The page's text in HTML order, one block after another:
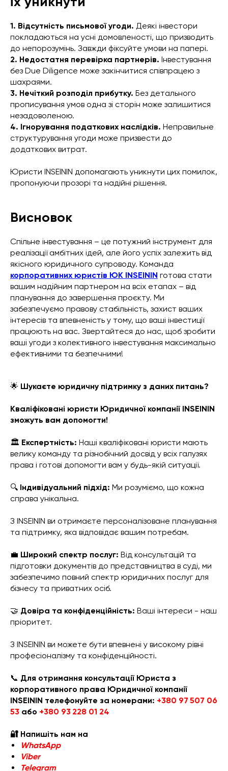
1. Відсутність письмової угоди. Деякі інвестори
покладаються на усні домовленості, що призводить
до непорозумінь. Завжди фіксуйте умови на папері.
2. Недостатня перевірка партнерів. Інвестування
без Due Diligence може закінчитися співпрацею з
шахраями.
3. Нечіткий розподіл прибутку. Без детального
прописування умов одна зі сторін може залишитися
незадоволеною.
4. Ігнорування податкових наслідків. Неправильне
структурування угоди може призвести до
додаткових витрат.
Юристи INSEININ допомагають уникнути цих помилок,
пропонуючи прозорі та надійні рішення.
Висновок
Спільне інвестування – це потужний інструмент для
реалізації амбітних ідей, але його успіх залежить від
якісного юридичного супроводу. Команда
корпоративних юристів ЮК INSEININ готова стати
вашим надійним партнером на всіх етапах – від
планування до завершення проєкту. Ми
забезпечуємо правову стабільність, захист ваших
інтересів та впевненість у тому, що ваші інвестиції
працюють на вас. Звертайтеся до нас, щоб зробити
ваші угоди з колективного інвестування максимально
ефективними та безпечними!
🌟 Шукаєте юридичну підтримку з даних питань?
Кваліфіковані юристи Юридичної компанії INSEININ
зможуть вам допомогти!
🏛️ Експертність: Наші кваліфіковані юристи мають
велику команду та різнобічний досвід у всіх галузях
права і готові допомогти вам у будь-якій ситуації.
🔍 Індивідуальний підхід: Ми розуміємо, що кожна
справа унікальна.
З INSEININ ви отримаєте персоналізоване планування
та підтримку, яка відповідає вашим потребам.
💼 Широкий спектр послуг: Від консультацій та
підготовки документів до представництва в суді, ми
забезпечимо повний спектр юридичних послуг для
бізнесу та приватних осіб.
🤝 Довіра та конфіденційність: Ваші інтереси - наш
пріоритет.
З INSEININ ви можете бути впевнені у високому рівні
професіоналізму та конфіденційності.
📞 Для отримання консультації Юриста з
корпоративного права Юридичної компанії
INSEININ телефонуйте за номерами: +380 97 507 06
53 або +380 93 228 01 24
🔐 Напишіть нам на
WhatsApp
Viber
Telegram